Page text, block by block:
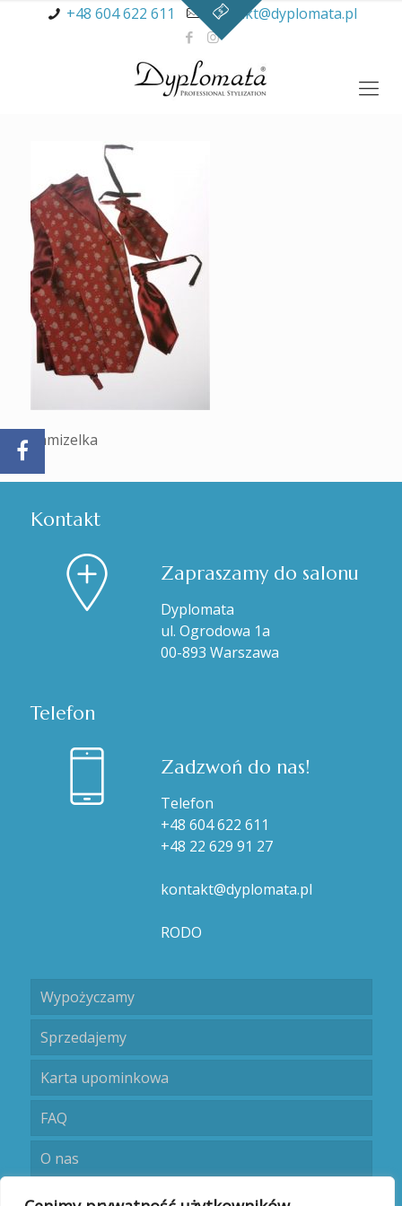
+48 604 622 611 kontakt@dyplomata.pl
kamizelka
Kontakt
Zapraszamy do salonu
Dyplomata
ul. Ogrodowa 1a
00-893 Warszawa
Telefon
Zadzwoń do nas!
Telefon
+48 604 622 611
+48 22 629 91 27
kontakt@dyplomata.pl
RODO
Wypożyczamy
Sprzedajemy
Karta upominkowa
FAQ
O nas
Umów się